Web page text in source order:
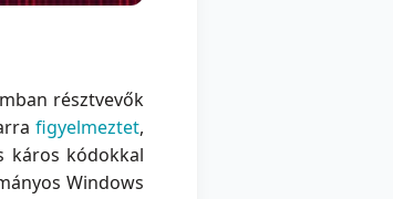
résztvevők
figyelmeztet,
káros kódokkal
Windows